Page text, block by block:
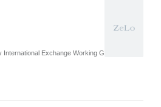
International Exchange Working Group